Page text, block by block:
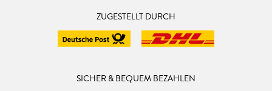
ZUGESTELLT DURCH
SICHER & BEQUEM BEZAHLEN